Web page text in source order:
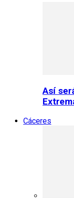
Así
Cáceres